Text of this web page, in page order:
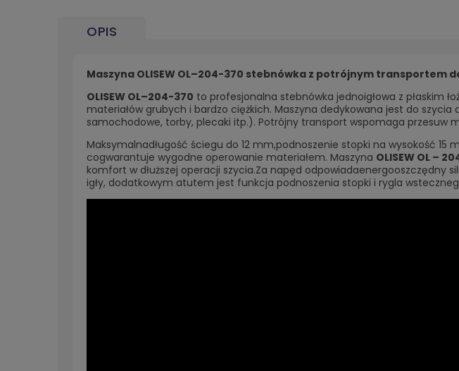
OPIS
Maszyna OLISEW OL–204-370 stebnówka z potrójnym transportem
OLISEW OL–204-370 to profesjonalna stebnówka jednoigłowa z płaskim
materiałów grubych i bardzo ciężkich. Maszyna dedykowana jest do
samochodowe, torby, plecaki itp.). Potrójny transport wspomaga przesuw
Maksymalnadługość ściegu do 12 mm,podnoszenie stopki na wysokość
cogwarantuje wygodne operowanie materiałem. Maszyna OLISEW OL –
komfort w dłuższej operacji szycia.Za napęd odpowiadaenergooszczędny
igły, dodatkowym atutem jest funkcja podnoszenia stopki i rygla